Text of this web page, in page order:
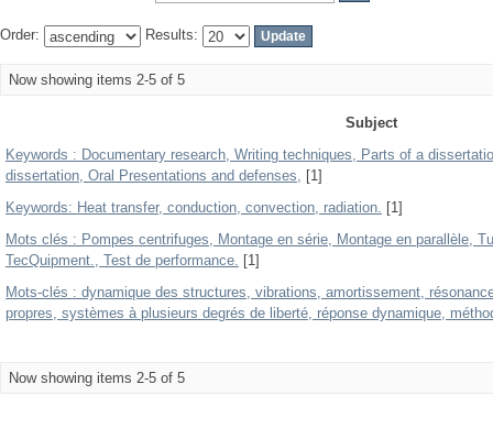
Order: Results:
Now showing items 2-5 of 5
Subject
Keywords : Documentary research, Writing techniques, Parts of a
dissertation, Oral Presentations and defenses, [1]
Keywords: Heat transfer, conduction, convection, radiation. [1]
Mots clés : Pompes centrifuges, Montage en série, Montage en parallèle,
TecQuipment., Test de performance. [1]
Mots-clés : dynamique des structures, vibrations, amortissement,
propres, systèmes à plusieurs degrés de liberté, réponse dynamique,
Now showing items 2-5 of 5